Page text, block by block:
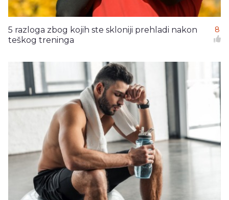
5 razloga zbog kojih ste skloniji prehladi nakon
teškog treninga
8